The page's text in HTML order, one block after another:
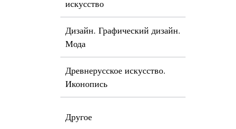
искусство
Дизайн. Графический дизайн.
Мода
Древнерусское искусство.
Иконопись
Другое